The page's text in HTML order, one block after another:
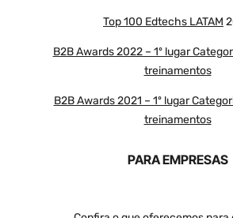
Top 100 Edtechs LATAM
B2B Awards 2022 – 1º lugar
treinamentos
B2B Awards 2021 – 1º lugar
treinamentos
PARA EMPRESAS